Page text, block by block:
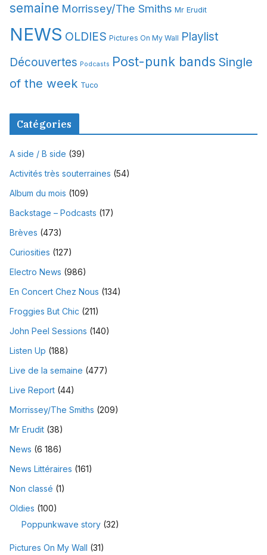
semaine Morrissey/The Smiths Mr Erudit
NEWS OLDIES Pictures On My Wall Playlist
Découvertes Podcasts Post-punk bands Single
of the week Tuco
Catégories
A side / B side (39)
Activités très souterraines (54)
Album du mois (109)
Backstage – Podcasts (17)
Brèves (473)
Curiosities (127)
Electro News (986)
En Concert Chez Nous (134)
Froggies But Chic (211)
John Peel Sessions (140)
Listen Up (188)
Live de la semaine (477)
Live Report (44)
Morrissey/The Smiths (209)
Mr Erudit (38)
News (6 186)
News Littéraires (161)
Non classé (1)
Oldies (100)
Poppunkwave story (32)
Pictures On My Wall (31)